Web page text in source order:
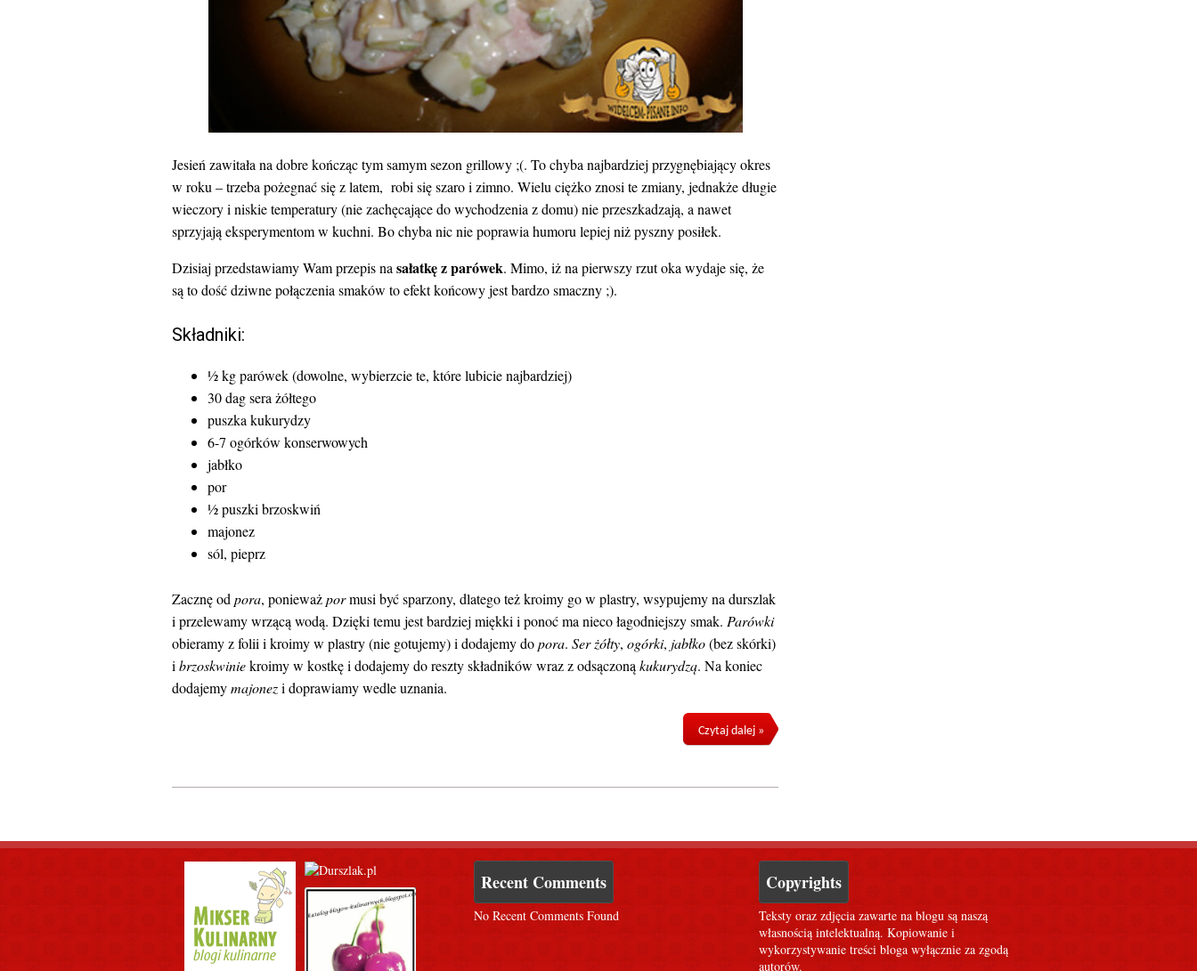
Jesień zawitała na dobre kończąc tym samym sezon grillowy ;(. To chyba najbardziej przygnębiający okres
w roku – trzeba pożegnać się z latem, robi się szaro i zimno. Wielu ciężko znosi te zmiany, jednakże długie
wieczory i niskie temperatury (nie zachęcające do wychodzenia z domu) nie przeszkadzają, a nawet
sprzyjają eksperymentom w kuchni. Bo chyba nic nie poprawia humoru lepiej niż pyszny posiłek.
Dzisiaj przedstawiamy Wam przepis na sałatkę z parówek. Mimo, iż na pierwszy rzut oka wydaje się, że
są to dość dziwne połączenia smaków to efekt końcowy jest bardzo smaczny ;).
Składniki:
½ kg parówek (dowolne, wybierzcie te, które lubicie najbardziej)
30 dag sera żółtego
puszka kukurydzy
6-7 ogórków konserwowych
jabłko
por
½ puszki brzoskwiń
majonez
sól, pieprz
Zacznę od pora, ponieważpormusi być sparzony, dlatego też kroimy go w plastry, wsypujemy na durszlak
i przelewamy wrzącą wodą. Dzięki temu jest bardziej miękki i ponoć ma nieco łagodniejszy smak. Parówki
obieramy z folii i kroimy w plastry (nie gotujemy) i dodajemy dopora. Ser żółty, ogórki, jabłko(bez skórki)
i brzoskwiniekroimy w kostkę i dodajemy do reszty składników wraz z odsączonąkukurydzą. Na koniec
dodajemymajonezi doprawiamy wedle uznania.
Czytaj dalej »
Recent Comments
No Recent Comments Found
Copyrights
Teksty oraz zdjęcia zawarte na blogu są naszą
własnością intelektualną. Kopiowanie i
wykorzystywanie treści bloga wyłącznie za zgodą
autorów.